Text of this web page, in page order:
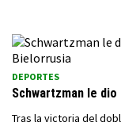
DEPORTES
Schwartzman le
Tras la victoria del